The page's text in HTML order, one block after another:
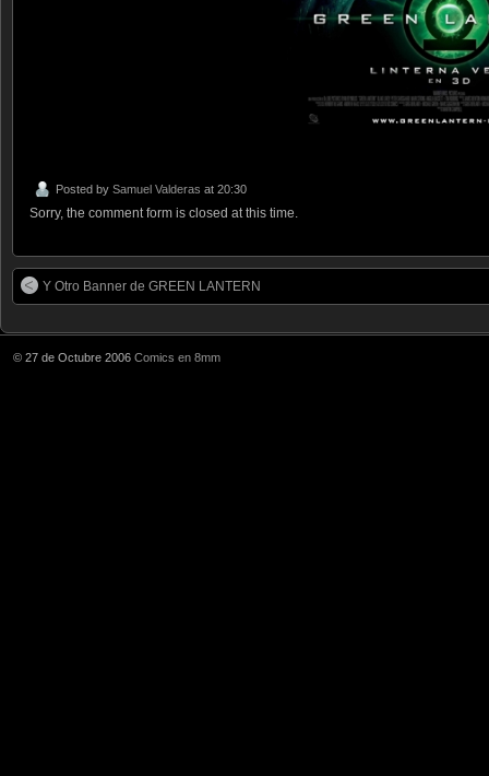
Posted by Samuel Valderas at 20:30
Sorry, the comment form is closed at this time.
Y Otro Banner de GREEN LANTERN
© 27 de Octubre 2006 Comics en 8mm